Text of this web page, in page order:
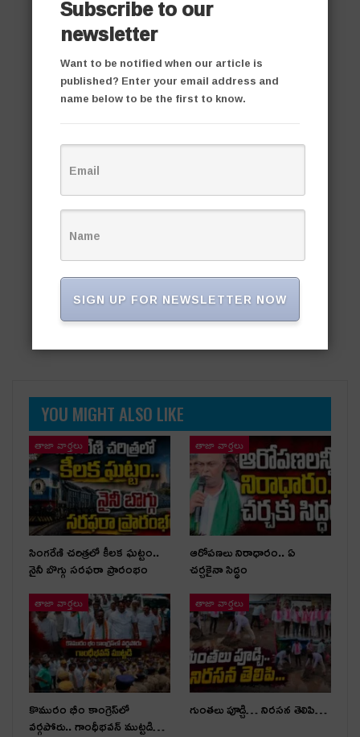
YOU MIGHT ALSO LIKE
తాజా వార్తలు
సింగరేణి చరిత్రలో కీలక ఘట్టం..
నైనీ బొగ్గు సరఫరా ప్రారంభం
తాజా వార్తలు
ఆరోపణలు నిరాధారం.. ఏ
చర్చకైనా సిద్ధం
తాజా వార్తలు
కొమురం భీం కాంగ్రెస్‌లో
వర్గపోరు.. గాంధీభవన్ ముట్టడి…
తాజా వార్తలు
గుంతలు పూడ్చి… నిరసన తెలిపి…
Subscribe to our
newsletter
Want to be notified when our article is
published? Enter your email address and
name below to be the first to know.
SIGN UP FOR NEWSLETTER NOW